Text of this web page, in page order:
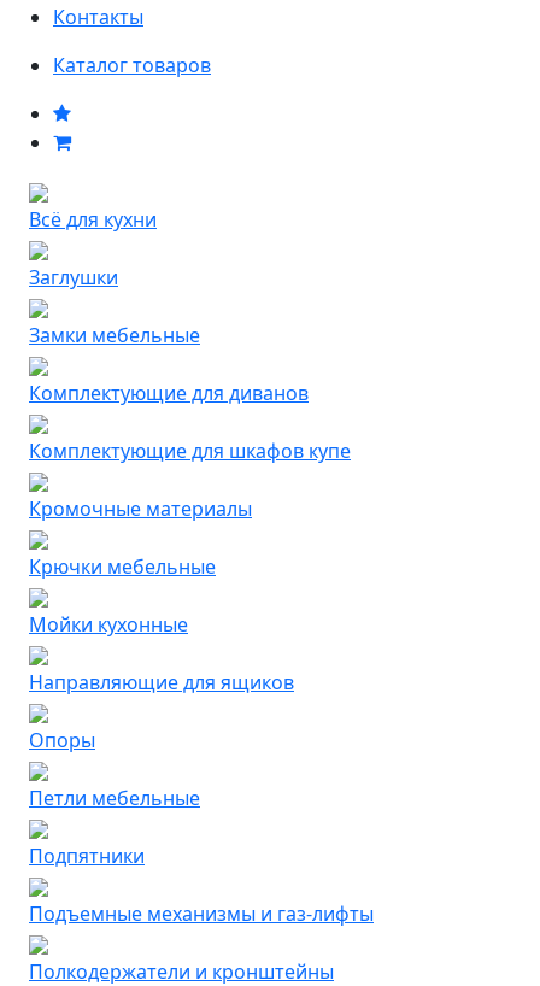
Контакты
Каталог товаров
Всё для кухни
Заглушки
Замки мебельные
Комплектующие для диванов
Комплектующие для шкафов купе
Кромочные материалы
Крючки мебельные
Мойки кухонные
Направляющие для ящиков
Опоры
Петли мебельные
Подпятники
Подъемные механизмы и газ-лифты
Полкодержатели и кронштейны